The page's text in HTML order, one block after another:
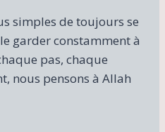
simples de toujours se
garder constamment à
pas, chaque
nous pensons à Allah